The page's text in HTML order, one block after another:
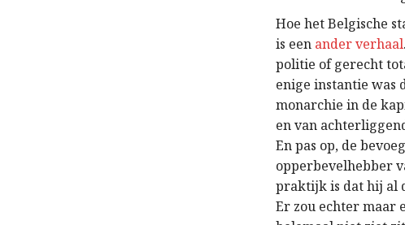
Hoe het Belgische
is een ander verhaal
politie of gerecht
enige instantie was
monarchie in de
en van
En pas op, de
opperbevelhebber
praktijk is dat hij al
Er zou echter maar